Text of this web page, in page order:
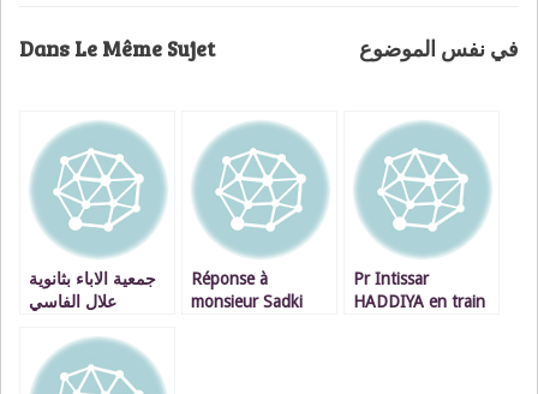
Dans Le Même Sujet في نفس الموضوع
جمعية الاباء بثانوية
علال الفاسي
نموذحية بامتياز
VIDEO
Réponse à
monsieur Sadki
Pr Intissar
HADDIYA en train